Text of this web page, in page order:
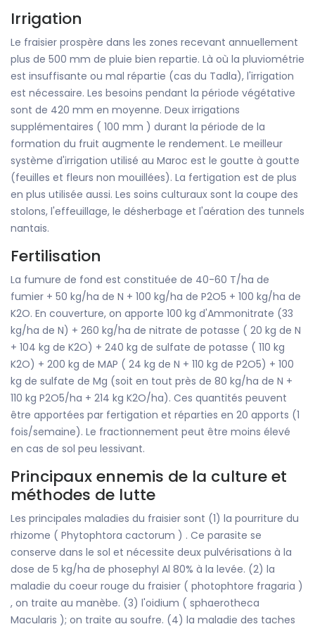
Irrigation
Le fraisier prospère dans les zones recevant annuellement
plus de 500 mm de pluie bien repartie. Là où la pluviométrie
est insuffisante ou mal répartie (cas du Tadla), l'irrigation
est nécessaire. Les besoins pendant la période végétative
sont de 420 mm en moyenne. Deux irrigations
supplémentaires ( 100 mm ) durant la période de la
formation du fruit augmente le rendement. Le meilleur
système d'irrigation utilisé au Maroc est le goutte à goutte
(feuilles et fleurs non mouillées). La fertigation est de plus
en plus utilisée aussi. Les soins culturaux sont la coupe des
stolons, l'effeuillage, le désherbage et l'aération des tunnels
nantais.
Fertilisation
La fumure de fond est constituée de 40-60 T/ha de
fumier + 50 kg/ha de N + 100 kg/ha de P2O5 + 100 kg/ha de
K2O. En couverture, on apporte 100 kg d'Ammonitrate (33
kg/ha de N) + 260 kg/ha de nitrate de potasse ( 20 kg de N
+ 104 kg de K2O) + 240 kg de sulfate de potasse ( 110 kg
K2O) + 200 kg de MAP ( 24 kg de N + 110 kg de P2O5) + 100
kg de sulfate de Mg (soit en tout près de 80 kg/ha de N +
110 kg P2O5/ha + 214 kg K2O/ha). Ces quantités peuvent
être apportées par fertigation et réparties en 20 apports (1
fois/semaine). Le fractionnement peut être moins élevé
en cas de sol peu lessivant.
Principaux ennemis de la culture et
méthodes de lutte
Les principales maladies du fraisier sont (1) la pourriture du
rhizome ( Phytophtora cactorum ) . Ce parasite se
conserve dans le sol et nécessite deux pulvérisations à la
dose de 5 kg/ha de phosephyl Al 80% à la levée. (2) la
maladie du coeur rouge du fraisier ( photophtore fragaria )
, on traite au manèbe. (3) l'oidium ( sphaerotheca
Macularis ); on traite au soufre. (4) la maladie des taches